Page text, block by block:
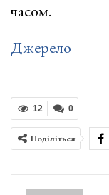
часом.
Джерело
0
12
Поділіться